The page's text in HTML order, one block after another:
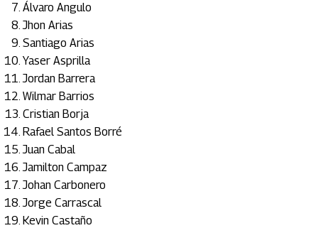
Álvaro Angulo
Jhon Arias
Santiago Arias
Yaser Asprilla
Jordan Barrera
Wilmar Barrios
Cristian Borja
Rafael Santos Borré
Juan Cabal
Jamilton Campaz
Johan Carbonero
Jorge Carrascal
Kevin Castaño